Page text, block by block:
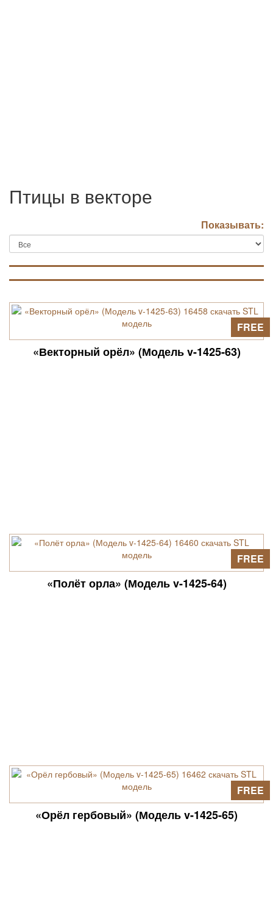
Птицы в векторе
Показывать:
«Векторный орёл» (Модель v-1425-63)
FREE
«Полёт орла» (Модель v-1425-64)
FREE
«Орёл гербовый» (Модель v-1425-65)
FREE